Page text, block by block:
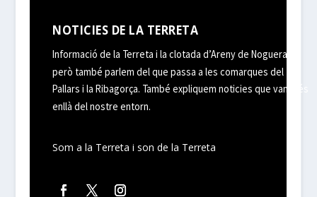
NOTICIES DE LA TERRETA
Informació de la Terreta i la clotada d’Areny de Noguera,
però també parlem del que passa a les comarques del
Pallars i la Ribagorça. També expliquem noticies que van més
enllà del nostre entorn.
Som a la Terreta i son de la Terreta